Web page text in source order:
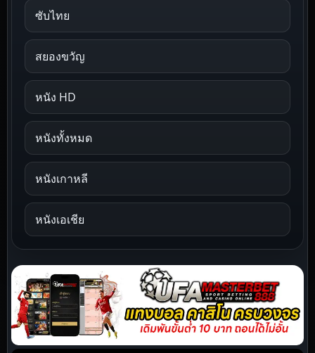
ซับไทย
สยองขวัญ
หนัง HD
หนังทั้งหมด
หนังเกาหลี
หนังเอเชีย